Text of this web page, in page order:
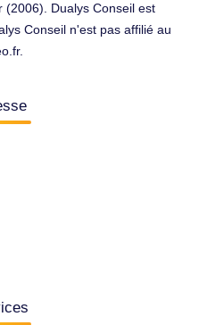
(2006). Dualys Conseil est
Conseil n'est pas affilié au